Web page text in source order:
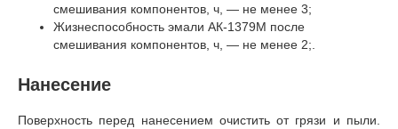
смешивания компонентов, ч, — не менее 3;
Жизнеспособность эмали АК-1379М после
смешивания компонентов, ч, — не менее 2;.
Нанесение
Поверхность перед нанесением очистить от грязи и пыли.